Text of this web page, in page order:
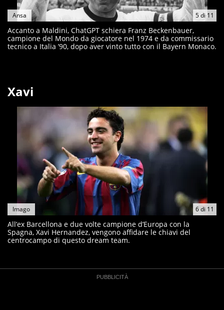
5di11
Ansa
Accanto a Maldini, ChatGPT schiera Franz Beckenbauer,
campione del Mondo da giocatore nel 1974 e da commissario
tecnico a Italia ’90, dopo aver vinto tutto con il Bayern Monaco.
Xavi
6di 11
Imago
All’ex Barcellona e due volte campione d’Europa con la
Spagna, Xavi Hernandez, vengono affidare le chiavi del
centrocampo di questo dream team.